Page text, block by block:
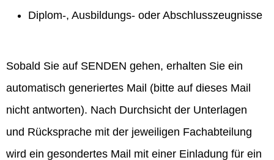
Diplom-, Ausbildungs- oder Abschlusszeugnisse
Sobald Sie auf SENDEN gehen, erhalten Sie ein
automatisch generiertes Mail (bitte auf dieses Mail
nicht antworten). Nach Durchsicht der Unterlagen
und Rücksprache mit der jeweiligen Fachabteilung
wird ein gesondertes Mail mit einer Einladung für ein